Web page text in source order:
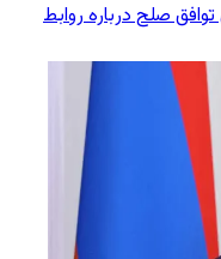
صلح درباره روابط